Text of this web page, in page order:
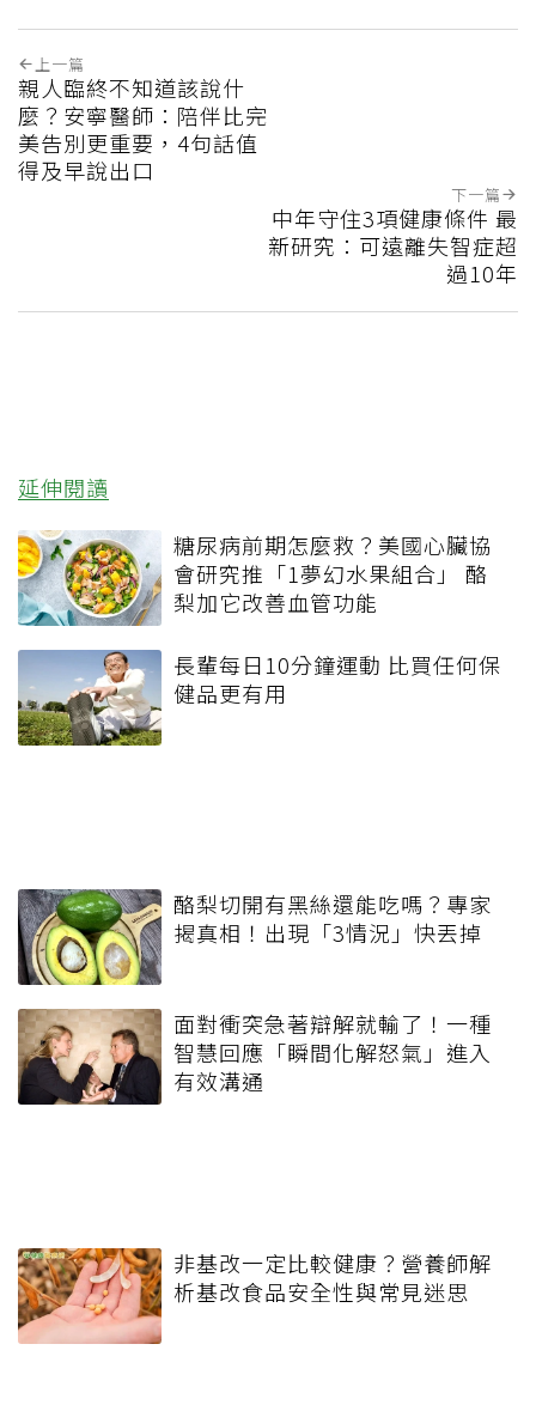
上一篇
親人臨終不知道該說什
麼？安寧醫師：陪伴比完
美告別更重要，4句話值
得及早說出口
下一篇
中年守住3項健康條件 最
新研究：可遠離失智症超
過10年
延伸閱讀
糖尿病前期怎麼救？美國心臟協
會研究推「1夢幻水果組合」 酪
梨加它改善血管功能
長輩每日10分鐘運動 比買任何保
健品更有用
酪梨切開有黑絲還能吃嗎？專家
揭真相！出現「3情況」快丟掉
面對衝突急著辯解就輸了！一種
智慧回應「瞬間化解怒氣」進入
有效溝通
非基改一定比較健康？營養師解
析基改食品安全性與常見迷思